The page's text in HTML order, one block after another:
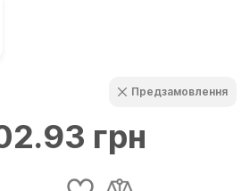
Предзамовлення
грн